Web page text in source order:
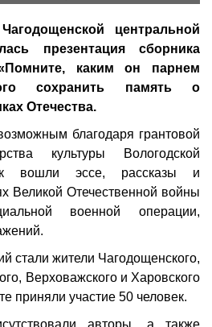
центральной
презентация сборника
каким он парнем
сохранить память о
Отечества.
благодаря грантовой
культуры Вологодской
вошли эссе, рассказы и
Великой Отечественной войны
военной операции,
стали жители Чагодощенского,
Верховажского и Харовского
приняли участие 50 человек.
авторы, а также